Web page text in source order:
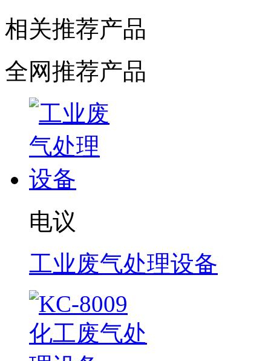
相关推荐产品
全网推荐产品
电议
工业废气处理设备